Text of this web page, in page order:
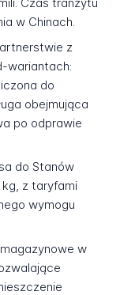
w Chinach.
z
wariantach:
do
obejmująca
po odprawie
do Stanów
kg, z taryfami
wymogu
w